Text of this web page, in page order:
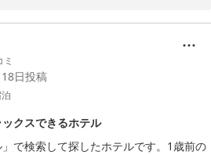
ること、スタッフ一同心より嬉しく思
ましたが、温泉や立地の利便性などを
間をお楽しみいただけたとのこと、大
言葉まで頂戴し、励みになる思いで拝
日投稿
クスできるホテル
」で検索して探したホテルです。1歳前の